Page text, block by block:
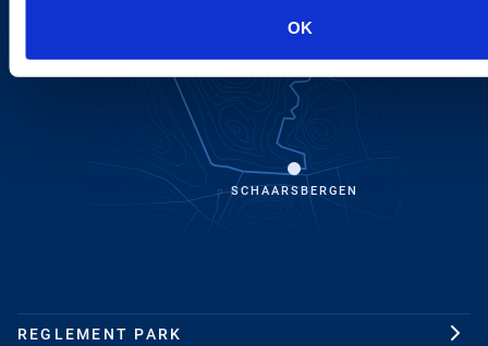
OK
SCHAARSBERGEN
REGLEMENT PARK